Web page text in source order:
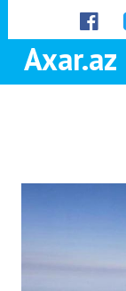
Axar.az